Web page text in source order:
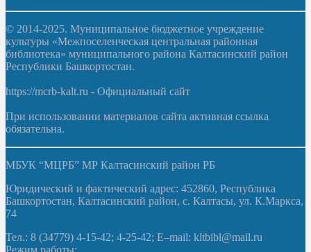
© 2014-2025. Муниципальное бюджетное учреждение
культуры «Межпоселенческая центральная районная
библиотека» муниципального района Калтасинский район
Республики Башкортостан.
https://mcrb-kalt.ru - Официальный сайт
При использовании материалов сайта активная ссылка
обязательна.
МБУК “МЦРБ” МР Калтасинский район РБ
Юридический и фактический адрес: 452860, Республика
Башкортостан, Калтасинский район, с. Калтасы, ул. К.Маркса,
74
Тел.: 8 (34779) 4-15-42; 4-25-42; E–mail: kltbibl@mail.ru